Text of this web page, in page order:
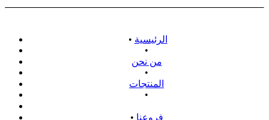
• الرئيسية
•
من نحن
•
المنتجات
•
• فروعنا